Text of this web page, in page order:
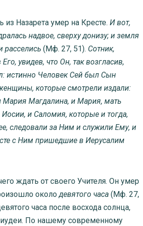
Назарета умер на Кресте. И вот,
надвое, сверху донизу; и земля
расселись(Мф. 27, 51). Сотник,
увидев, что Он, так возгласив,
истинно Человек Сей был Сын
которые смотрели издали:
Магдалина, и Мария, мать
и Саломия, которые и тогда,
следовали за Ним и служили Ему, и
с Ним пришедшие в Иерусалим
ждать от своего Учителя. Он умер
околодевятого часа(Мф. 27,
часа после восхода солнца,
иудеи. По нашему современному